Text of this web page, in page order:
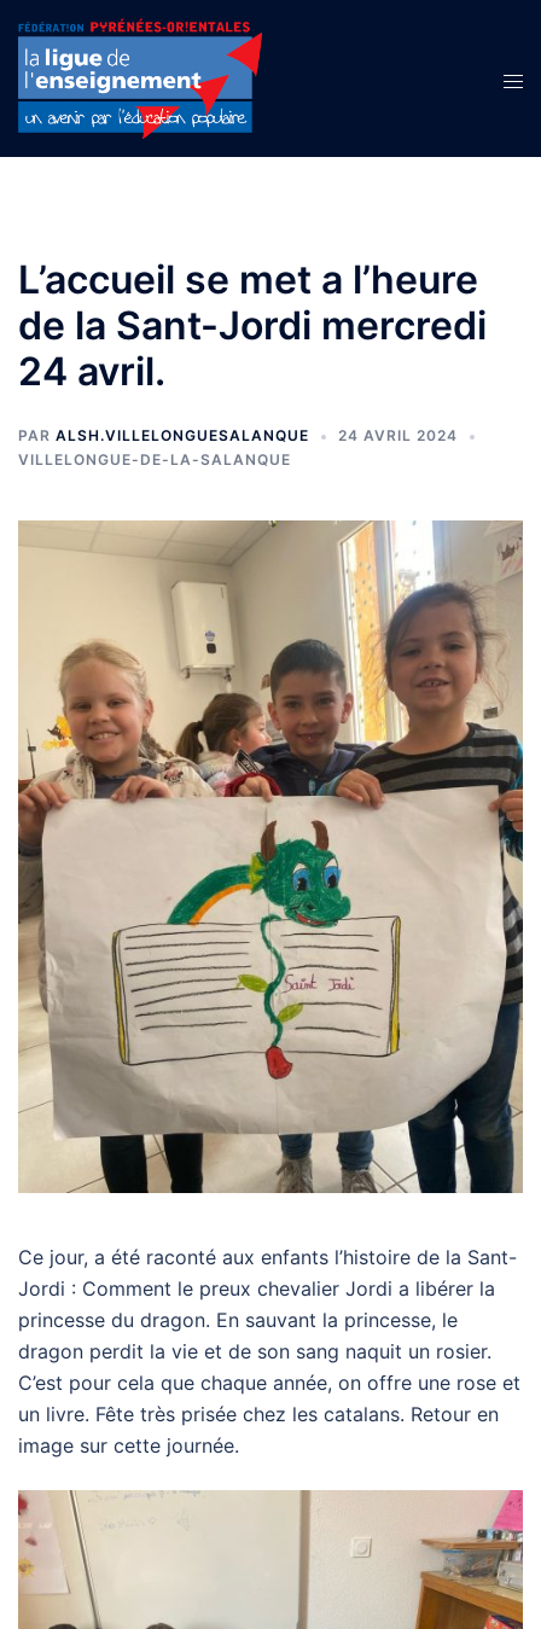
contenu
L’accueil se met a l’heure
de la Sant-Jordi mercredi
24 avril.
PAR ALSH.VILLELONGUESALANQUE
24 AVRIL 2024
VILLELONGUE-DE-LA-SALANQUE
Ce jour, a été raconté aux enfants l’histoire de la Sant-
Jordi : Comment le preux chevalier Jordi a libérer la
princesse du dragon. En sauvant la princesse, le
dragon perdit la vie et de son sang naquit un rosier.
C’est pour cela que chaque année, on offre une rose et
un livre. Fête très prisée chez les catalans. Retour en
image sur cette journée.